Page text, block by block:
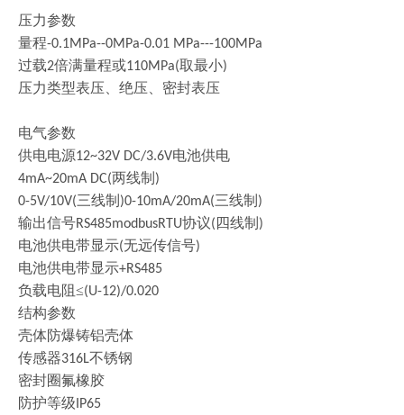
压力参数
量程-0.1MPa--0MPa-0.01 MPa---100MPa
过载2倍满量程或110MPa(取最小)
压力类型表压、绝压、密封表压
电气参数
供电电源12~32V DC/3.6V电池供电
4mA~20mA DC(两线制 )
0-5V/10V(三线制 )0-10mA/20mA(三线制 )
输出信号RS485modbusRTU协议( 四线制 )
电池供电带显示(无远传信号)
电池供电带显示+RS485
负载电阻≤(U-12)/0.020
结构参数
壳体防爆铸铝壳体
传感器316L不锈钢
密封圈氟橡胶
防护等级 IP65